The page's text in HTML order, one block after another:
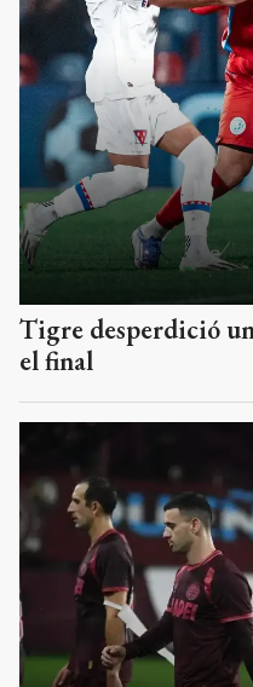
Tigre desperdició
el final